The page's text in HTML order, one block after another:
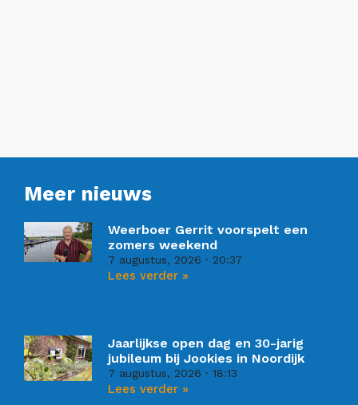
Meer nieuws
Weerboer Gerrit voorspelt een
zomers weekend
7 augustus, 2026 20:37
Lees verder »
Jaarlijkse open dag en 30-jarig
jubileum bij Jookies in Noordijk
7 augustus, 2026 18:13
Lees verder »